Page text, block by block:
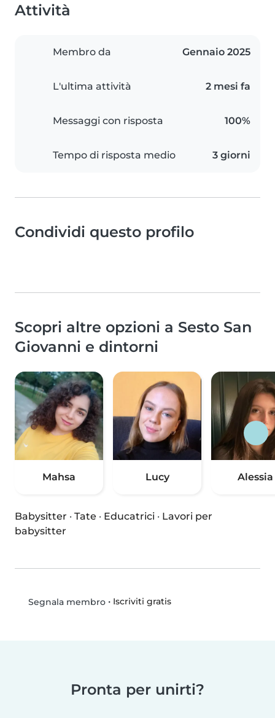
Attività
Membro da Gennaio 2025
L'ultima attività 2 mesi fa
Messaggi con risposta 100%
Tempo di risposta medio 3 giorni
Condividi questo profilo
Scopri altre opzioni a Sesto San
Giovanni e dintorni
Mahsa Lucy Alessia
Babysitter · Tate · Educatrici · Lavori per
babysitter
Segnala membro• Iscriviti gratis
Pronta per unirti?